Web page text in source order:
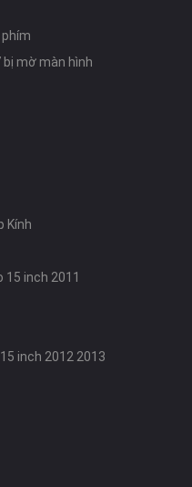
mờ màn hình
Kính
15 inch 2011
inch 2012 2013